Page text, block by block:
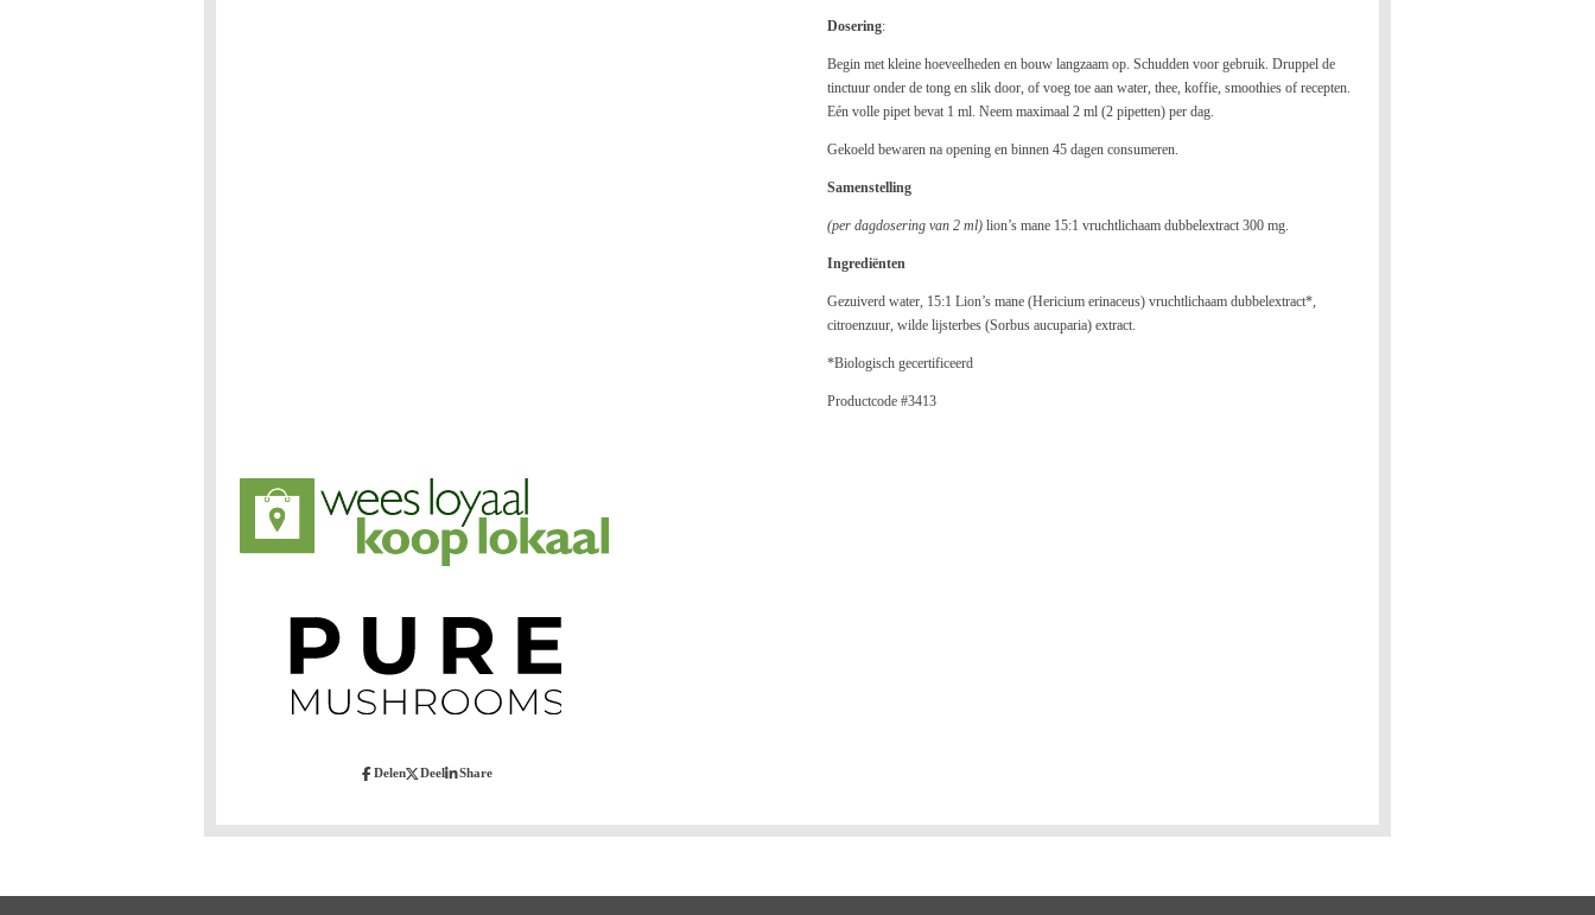
Dosering:
Begin met kleine hoeveelheden en bouw langzaam op. Schudden voor gebruik. Druppel de
tinctuur onder de tong en slik door, of voeg toe aan water, thee, koffie, smoothies of recepten.
Eén volle pipet bevat 1 ml. Neem maximaal 2 ml (2 pipetten) per dag.
Gekoeld bewaren na opening en binnen 45 dagen consumeren.
Samenstelling
(per dagdosering van 2 ml) lion’s mane 15:1 vruchtlichaam dubbelextract 300 mg.
Ingrediënten
Gezuiverd water, 15:1 Lion’s mane (Hericium erinaceus) vruchtlichaam dubbelextract*,
citroenzuur, wilde lijsterbes (Sorbus aucuparia) extract.
*Biologisch gecertificeerd
Productcode #3413
Delen Deel Share